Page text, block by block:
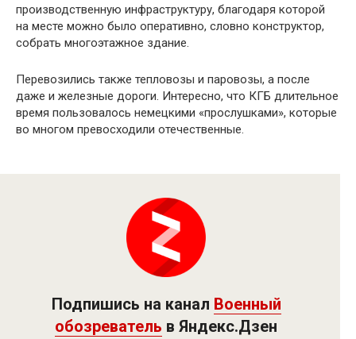
производственную инфраструктуру, благодаря которой
на месте можно было оперативно, словно конструктор,
собрать многоэтажное здание.
Перевозились также тепловозы и паровозы, а после
даже и железные дороги. Интересно, что КГБ длительное
время пользовалось немецкими «прослушками», которые
во многом превосходили отечественные.
Подпишись на канал Военный
обозреватель в Яндекс.Дзен